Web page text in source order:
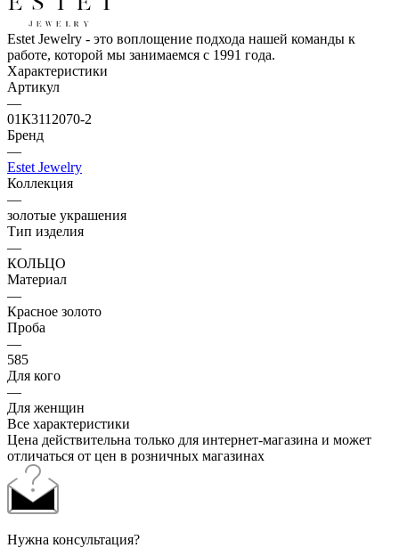
Estet Jewelry - это воплощение подхода нашей команды к
работе, которой мы занимаемся с 1991 года.
Характеристики
Артикул
—
01К3112070-2
Бренд
—
Estet Jewelry
Коллекция
—
золотые украшения
Тип изделия
—
КОЛЬЦО
Материал
—
Красное золото
Проба
—
585
Для кого
—
Для женщин
Все характеристики
Цена действительна только для интернет-магазина и может
отличаться от цен в розничных магазинах
Нужна консультация?